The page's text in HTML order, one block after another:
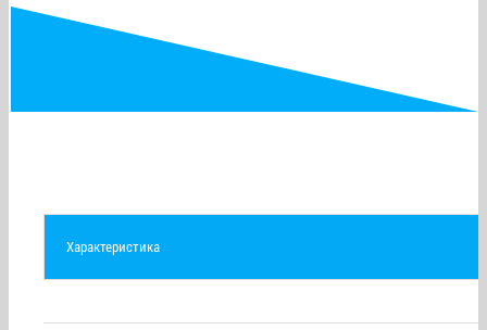
Характеристика